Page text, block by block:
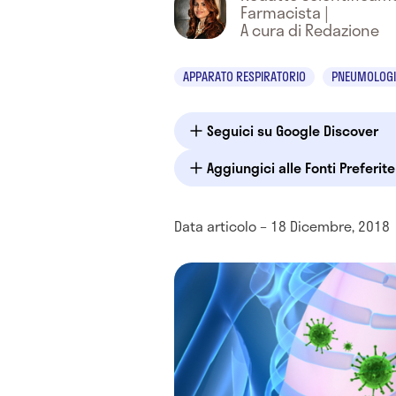
Farmacista |
A cura di Redazione
APPARATO RESPIRATORIO
Seguici su Google Discover
Aggiungici alle Fonti
Data articolo – 18 Dicembre, 2018